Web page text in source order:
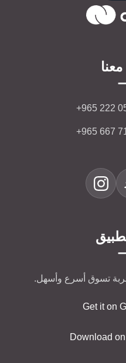
+965 222
+965 667
تسوق أسرع وأسهل.